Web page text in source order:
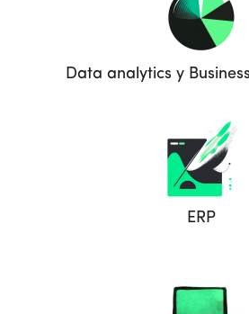
Data analytics y
ERP